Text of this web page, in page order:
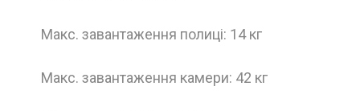
Макс. завантаження полиці: 14 кг
Макс. завантаження камери: 42 кг